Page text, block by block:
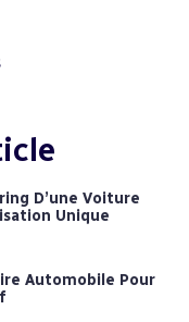
D’une Voiture
Unique
Automobile Pour